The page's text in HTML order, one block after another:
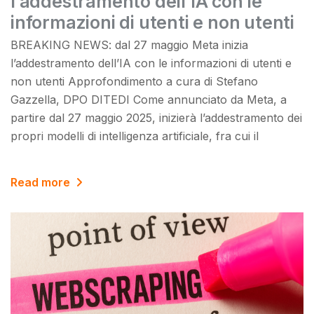
informazioni di utenti e non utenti
BREAKING NEWS: dal 27 maggio Meta inizia
l’addestramento dell’IA con le informazioni di utenti e
non utenti Approfondimento a cura di Stefano
Gazzella, DPO DITEDI Come annunciato da Meta, a
partire dal 27 maggio 2025, inizierà l’addestramento dei
propri modelli di intelligenza artificiale, fra cui il
Read more